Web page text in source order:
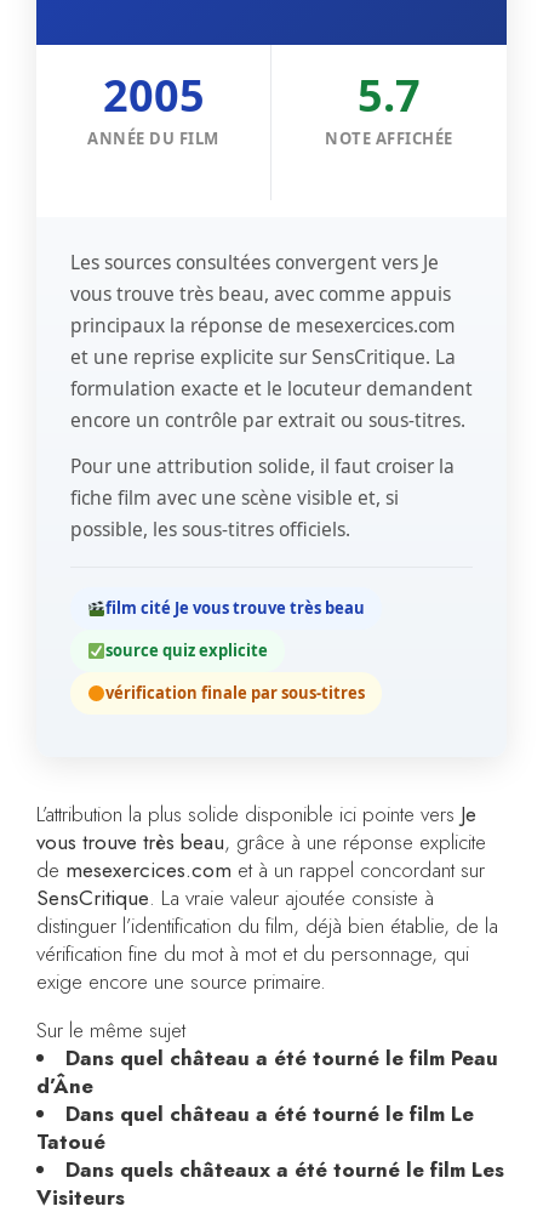
2005
ANNÉE DU FILM
5.7
NOTE AFFICHÉE
Les sources consultées convergent vers Je
vous trouve très beau, avec comme appuis
principaux la réponse de mesexercices.com
et une reprise explicite sur SensCritique. La
formulation exacte et le locuteur demandent
encore un contrôle par extrait ou sous-titres.
Pour une attribution solide, il faut croiser la
fiche film avec une scène visible et, si
possible, les sous-titres officiels.
film cité Je vous trouve très beau
source quiz explicite
vérification finale par sous-titres
L’attribution la plus solide disponible ici pointe vers Je
vous trouve très beau, grâce à une réponse explicite
de mesexercices.com et à un rappel concordant sur
SensCritique. La vraie valeur ajoutée consiste à
distinguer l’identification du film, déjà bien établie, de la
vérification fine du mot à mot et du personnage, qui
exige encore une source primaire.
Sur le même sujet
Dans quel château a été tourné le film Peau
d’Âne
Dans quel château a été tourné le film Le
Tatoué
Dans quels châteaux a été tourné le film Les
Visiteurs